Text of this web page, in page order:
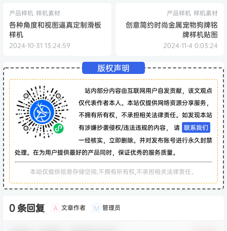
产品样机 样机素材
各种角度和视图逼真定制滑板
样机
2024-10-31 13:24:59
产品样机 样机素材
创意简约时尚金属宠物狗牌铭
牌样机贴图
2024-11-4 0:03:24
版权声明
站内部分内容由互联网用户自发贡献，该文观点
仅代表作者本人。本站仅提供网络资源分享服务，
不拥有所有权，不承担相关法律责任。如发现本站
有涉嫌抄袭侵权/违法违规的内容， 请 联系我们
一经核实，立即删除。并对发布账号进行永久封禁
处理。在为用户提供最好的产品同时，保证优秀的服务质量。
本站仅提供信息存储空间,不拥有所有权,不承担相关法律责任。
0 条回复 A 文章作者 M 管理员